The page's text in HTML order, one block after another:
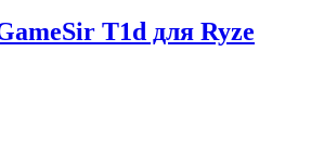
T1d для Ryze